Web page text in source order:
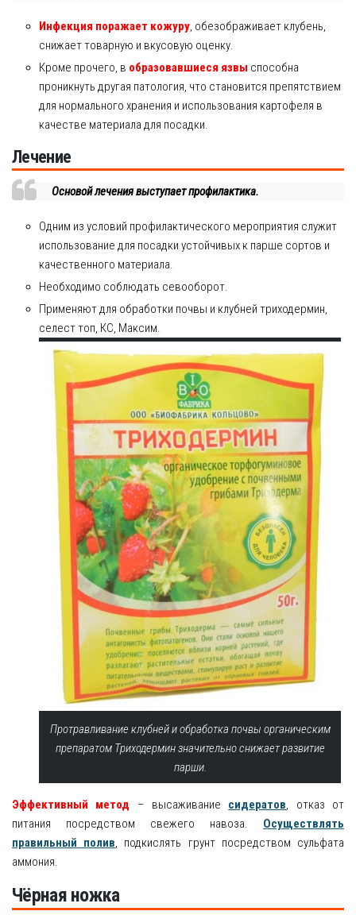
Инфекция поражает кожуру, обезображивает клубень,
снижает товарную и вкусовую оценку.
Кроме прочего, в образовавшиеся язвы способна
проникнуть другая патология, что становится препятствием
для нормального хранения и использования картофеля в
качестве материала для посадки.
Лечение
Основой лечения выступает профилактика.
Одним из условий профилактического мероприятия служит
использование для посадки устойчивых к парше сортов и
качественного материала.
Необходимо соблюдать севооборот.
Применяют для обработки почвы и клубней триходермин,
селест топ, КС, Максим.
Протравливание клубней и обработка почвы органическим
препаратом Триходермин значительно снижает развитие
парши.
Эффективный метод – высаживание сидератов, отказ от
питания посредством свежего навоза. Осуществлять
правильный полив, подкислять грунт посредством сульфата
аммония.
Чёрная ножка